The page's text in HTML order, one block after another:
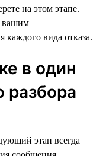
на этом этапе.
вашим
вида отказа.
в один
разбора
этап всегда